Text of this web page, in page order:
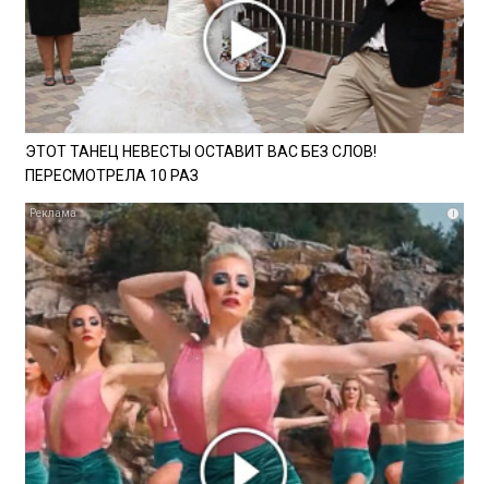
ЭТОТ ТАНЕЦ НЕВЕСТЫ ОСТАВИТ ВАС БЕЗ СЛОВ!
ПЕРЕСМОТРЕЛА 10 РАЗ
i